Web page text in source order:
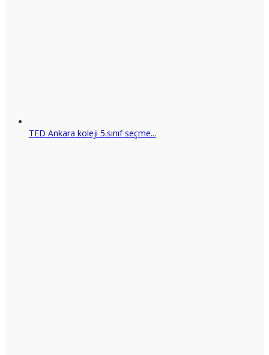
TED Ankara koleji 5.sınıf seçme...